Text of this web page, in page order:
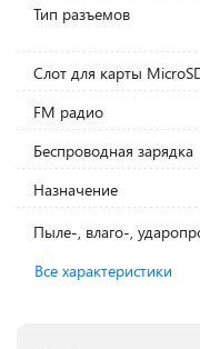
Тип разъемов
Слот для карты
FM радио
Беспроводная зарядка
Назначение
Пыле-, влаго-,
Все характеристики